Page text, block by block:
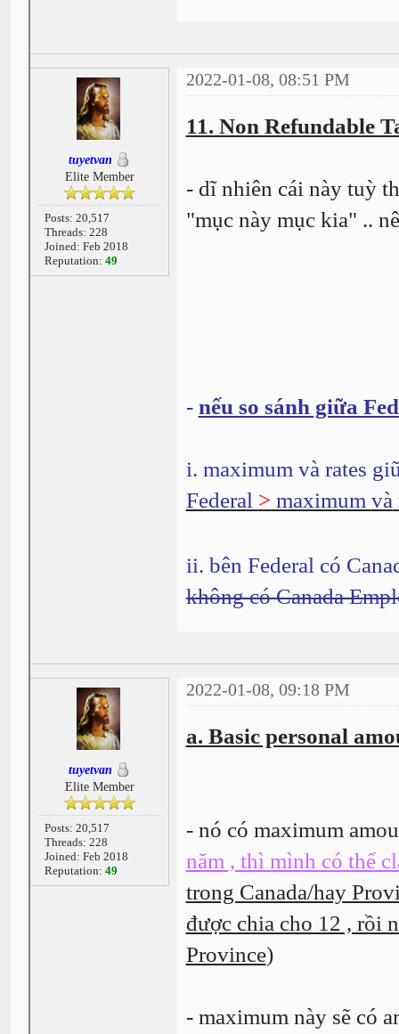
tuyetvan
Elite Member
Posts: 20,517
Threads: 228
Joined: Feb 2018
Reputation: 49
2022-01-08, 08:51 PM
11. Non Refundable
- dĩ nhiên cái này tuỳ
"mục này mục kia" ..
- nếu so sánh giữa
i. maximum và rates
Federal > maximum và
ii. bên Federal có
không có Canada
tuyetvan
Elite Member
Posts: 20,517
Threads: 228
Joined: Feb 2018
Reputation: 49
2022-01-08, 09:18 PM
a. Basic personal
- nó có maximum
năm , thì mình có thể
trong Canada/hay
được chia cho 12 , rồi
Province)
- maximum này sẽ có